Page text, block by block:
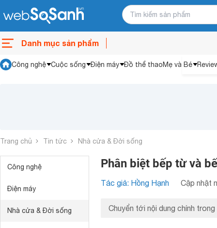
Danh mục sản phẩm
Công nghệ Cuộc sống Điện máy Đồ thể thaoMẹ và Bé
Trang chủ Tin tức Nhà cửa & Đời sống
Công nghệ
Điện máy
Nhà cửa & Đời sống
Phân biệt bếp từ và
Tác giả: Hồng Hạnh Cập nhật
Chuyển tới nội dung chính trong